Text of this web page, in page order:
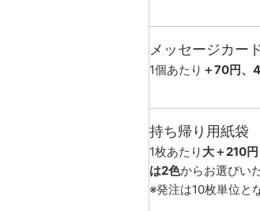
メッセージカー
1個あたり ＋70円、
持ち帰り用紙袋
1枚あたり 大＋210
は2色からお選びい
※発注は10枚単位と